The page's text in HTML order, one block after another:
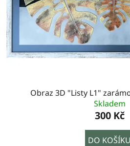
Obraz 3D "Listy L1"
Skladem
300 Kč
DO KOŠÍKU